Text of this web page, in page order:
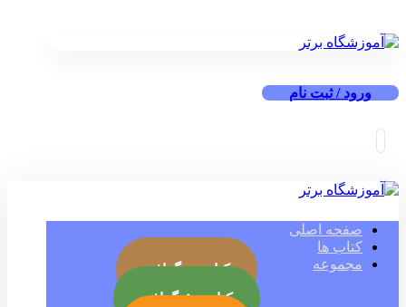
ورود / ثبت نام
صفحه اصلی
کتاب ها
مجموعه
کتاب بیوگرافی
کتاب جئوگرافی